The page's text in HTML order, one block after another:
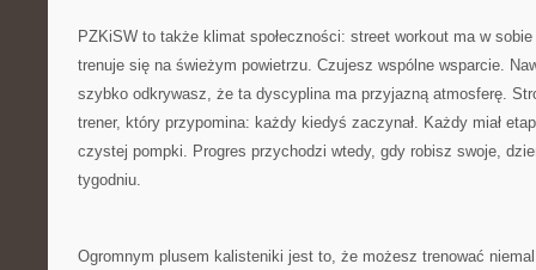
PZKiSW to także klimat społeczności: street workout ma w
trenuje się na świeżym powietrzu. Czujesz wspólne wsparcie.
szybko odkrywasz, że ta dyscyplina ma przyjazną atmosferę.
trener, który przypomina: każdy kiedyś zaczynał. Każdy miał
czystej pompki. Progres przychodzi wtedy, gdy robisz swoje,
tygodniu.
Ogromnym plusem kalisteniki jest to, że możesz trenować